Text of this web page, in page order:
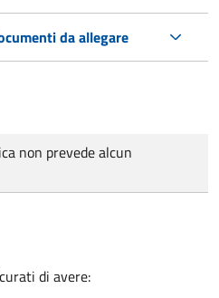
da allegare
non prevede alcun
di avere: